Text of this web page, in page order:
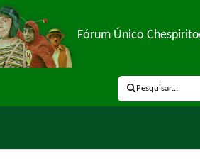
Fórum Único Chespirito
Pesquisar...